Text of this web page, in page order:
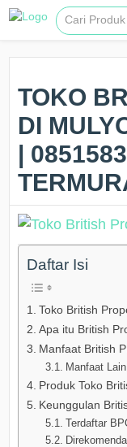
TOKO
DI
|
Daftar Isi
Toko British
Apa itu British
Manfaat British
Manfaat
Produk Toko
Keunggulan
Terdaftar